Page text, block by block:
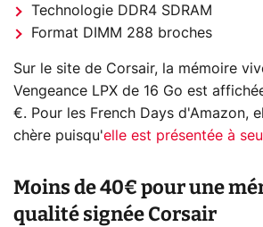
Technologie DDR4 SDRAM
Format DIMM 288 broches
Sur le site de Corsair, la mémoire
Vengeance LPX de 16 Go est
€. Pour les French Days d'Amazon,
chère puisqu'elle est présentée à
Moins de 40€ pour une
qualité signée Corsair